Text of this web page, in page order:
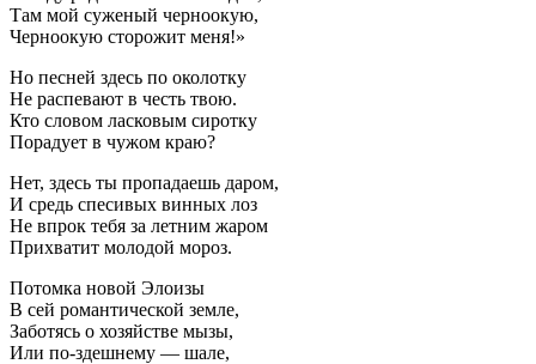
Там мой суженый черноокую,
Черноокую сторожит меня!»
Но песней здесь по околотку
Не распевают в честь твою.
Кто словом ласковым сиротку
Порадует в чужом краю?
Нет, здесь ты пропадаешь даром,
И средь спесивых винных лоз
Не впрок тебя за летним жаром
Прихватит молодой мороз.
Потомка новой Элоизы
В сей романтической земле,
Заботясь о хозяйстве мызы,
Или по-здешнему — шале,